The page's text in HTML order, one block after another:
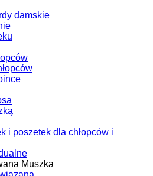
damskie
i poszetek dla chłopców i
Muszka